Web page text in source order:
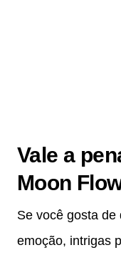
Vale a
Moon
Se você gosta
emoção, intrigas